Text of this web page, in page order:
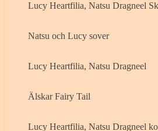
Lucy Heartfilia, Natsu Dragneel
Natsu och Lucy sover
Lucy Heartfilia, Natsu Dragneel
Älskar Fairy Tail
Lucy Heartfilia, Natsu Dragneel